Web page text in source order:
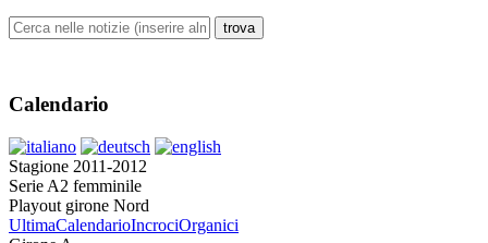
Calendario
Stagione 2011-2012
Serie A2 femminile
Playout girone Nord
UltimaCalendarioIncrociOrganici